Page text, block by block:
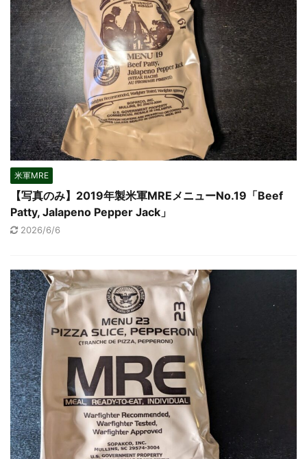
米軍MRE
【写真のみ】2019年製米軍MREメニューNo.19「Beef
Patty, Jalapeno Pepper Jack」
2026/6/6